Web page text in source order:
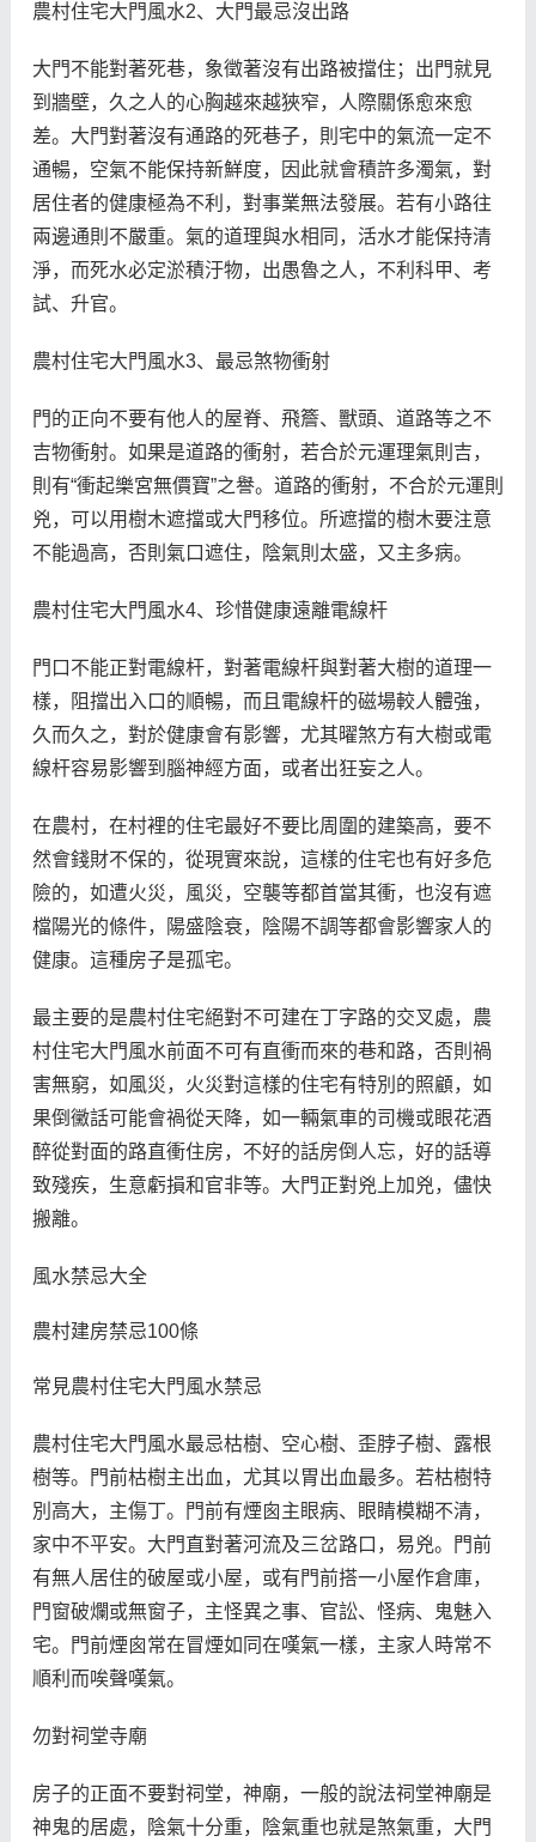
農村住宅大門風水2、大門最忌沒出路
大門不能對著死巷，象徵著沒有出路被擋住；出門就見
到牆壁，久之人的心胸越來越狹窄，人際關係愈來愈
差。大門對著沒有通路的死巷子，則宅中的氣流一定不
通暢，空氣不能保持新鮮度，因此就會積許多濁氣，對
居住者的健康極為不利，對事業無法發展。若有小路往
兩邊通則不嚴重。氣的道理與水相同，活水才能保持清
淨，而死水必定淤積汙物，出愚魯之人，不利科甲、考
試、升官。
農村住宅大門風水3、最忌煞物衝射
門的正向不要有他人的屋脊、飛簷、獸頭、道路等之不
吉物衝射。如果是道路的衝射，若合於元運理氣則吉，
則有“衝起樂宮無價寶”之譽。道路的衝射，不合於元運則
兇，可以用樹木遮擋或大門移位。所遮擋的樹木要注意
不能過高，否則氣口遮住，陰氣則太盛，又主多病。
農村住宅大門風水4、珍惜健康遠離電線杆
門口不能正對電線杆，對著電線杆與對著大樹的道理一
樣，阻擋出入口的順暢，而且電線杆的磁場較人體強，
久而久之，對於健康會有影響，尤其曜煞方有大樹或電
線杆容易影響到腦神經方面，或者出狂妄之人。
在農村，在村裡的住宅最好不要比周圍的建築高，要不
然會錢財不保的，從現實來說，這樣的住宅也有好多危
險的，如遭火災，風災，空襲等都首當其衝，也沒有遮
檔陽光的條件，陽盛陰衰，陰陽不調等都會影響家人的
健康。這種房子是孤宅。
最主要的是農村住宅絕對不可建在丁字路的交叉處，農
村住宅大門風水前面不可有直衝而來的巷和路，否則禍
害無窮，如風災，火災對這樣的住宅有特別的照顧，如
果倒黴話可能會禍從天降，如一輛氣車的司機或眼花酒
醉從對面的路直衝住房，不好的話房倒人忘，好的話導
致殘疾，生意虧損和官非等。大門正對兇上加兇，儘快
搬離。
風水禁忌大全
農村建房禁忌100條
常見農村住宅大門風水禁忌
農村住宅大門風水最忌枯樹、空心樹、歪脖子樹、露根
樹等。門前枯樹主出血，尤其以胃出血最多。若枯樹特
別高大，主傷丁。門前有煙囪主眼病、眼睛模糊不清，
家中不平安。大門直對著河流及三岔路口，易兇。門前
有無人居住的破屋或小屋，或有門前搭一小屋作倉庫，
門窗破爛或無窗子，主怪異之事、官訟、怪病、鬼魅入
宅。門前煙囪常在冒煙如同在嘆氣一樣，主家人時常不
順利而唉聲嘆氣。
勿對祠堂寺廟
房子的正面不要對祠堂，神廟，一般的說法祠堂神廟是
神鬼的居處，陰氣十分重，陰氣重也就是煞氣重，大門